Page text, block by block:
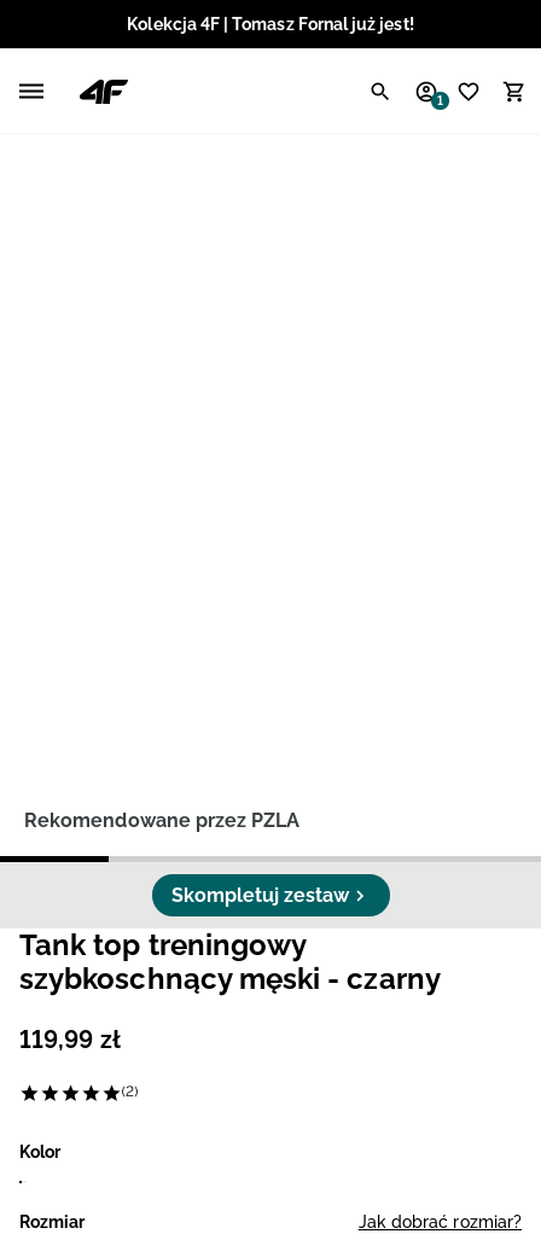
Kolekcja 4F | Tomasz Fornal już jest!
1
Rekomendowane przez PZLA
Skompletuj zestaw
Tank top treningowy
szybkoschnący męski - czarny
119,99 zł
(2)
Kolor
Rozmiar Jak dobrać rozmiar?